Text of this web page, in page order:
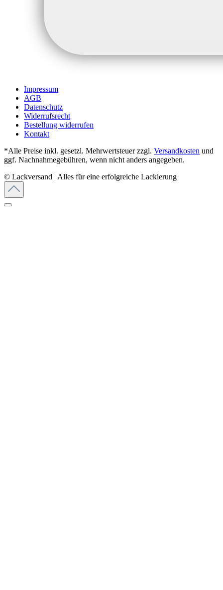
Impressum
AGB
Datenschutz
Widerrufsrecht
Bestellung widerrufen
Kontakt
*Alle Preise inkl. gesetzl. Mehrwertsteuer zzgl. Versandkosten und
ggf. Nachnahmegebühren, wenn nicht anders angegeben.
© Lackversand | Alles für eine erfolgreiche Lackierung